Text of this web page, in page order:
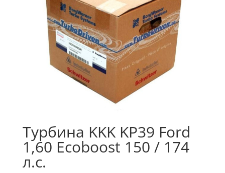
Турбина KKK KP39 Ford
1,60 Ecoboost 150 / 174
л.с.